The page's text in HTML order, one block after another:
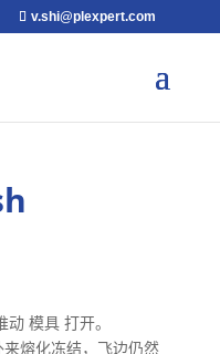
v.shi@plexpert.com
模具 打开。
熔化冻结，飞边仍然